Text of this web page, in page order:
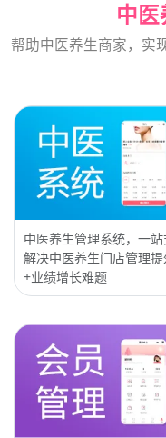
中
帮助中医养生商家，实
中医养生管理系统，一
解决中医养生门店管理
+业绩增长难题